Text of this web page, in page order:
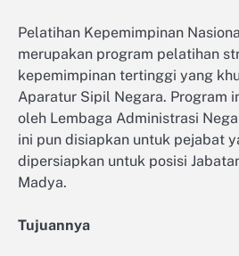
Pelatihan Kepemimpinan
merupakan program pelatihan
kepemimpinan tertinggi yang
Aparatur Sipil Negara. Program
oleh Lembaga Administrasi
ini pun disiapkan untuk pejabat
dipersiapkan untuk posisi
Madya.
Tujuannya